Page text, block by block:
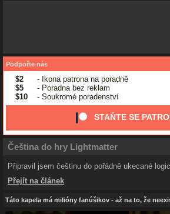
Podpořte nás
$2
- Ikona patrona na poradně
$5
- Poradna bez reklam
$10
- Soukromé poradenství
STAŇTE SE
Čeština do hry Lightmatter
Připravil jsem češtinu do pořádně ukecané
Přejít na článek
Táto kapela má milióny fanúšikov - až na to, že